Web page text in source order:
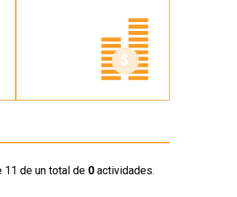
11 de un total de 0 actividades.